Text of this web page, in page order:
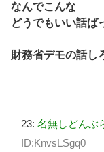
なんでこんな
どうでもいい話ば
財務省デモの話し
23: 名無しどんぶ
ID:KnvsLSgq0